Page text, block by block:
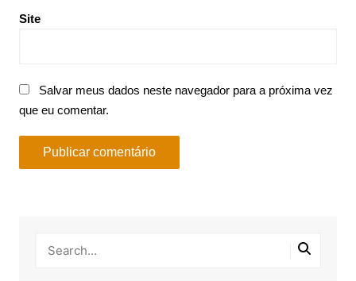
Site
Salvar meus dados neste navegador para a próxima vez
que eu comentar.